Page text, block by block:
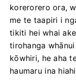
korerorero ora,
me te taapiri i
tikiti hei whai
tirohanga
kōwhiri, he aha
haumaru ina